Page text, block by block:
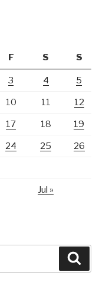
F S S
3 4 5
10 11 12
17 18 19
24 25 26
Jul »